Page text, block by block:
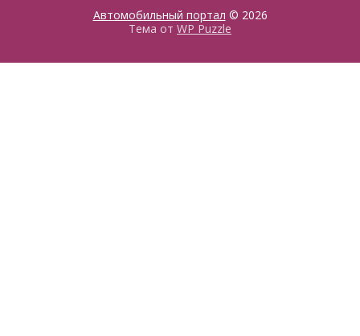
Автомобильный портал © 2026
Тема от WP Puzzle